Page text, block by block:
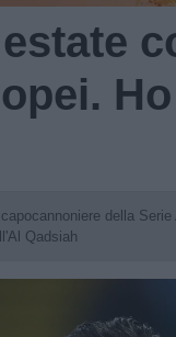
della
Qadsiah